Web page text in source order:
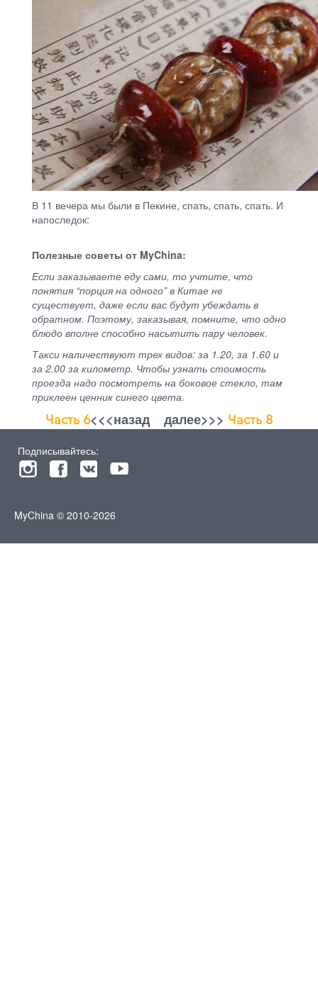
В 11 вечера мы были в Пекине, спать, спать, спать. И
напоследок:
Полезные советы от MyChina:
Если заказываете еду сами, то учтите, что
понятия “порция на одного” в Китае не
существует, даже если вас будут убеждать в
обратном. Поэтому, заказывая, помните, что одно
блюдо вполне способно насытить пару человек.
Такси наличествуют трех видов: за 1.20, за 1.60 и
за 2.00 за километр. Чтобы узнать стоимость
проезда надо посмотреть на боковое стекло, там
приклеен ценник синего цвета.
Часть 6<<<назад далее>>> Часть 8
Подписывайтесь:
MyChina © 2010-2026